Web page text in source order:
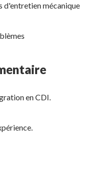
d'entretien mécanique
en CDI.